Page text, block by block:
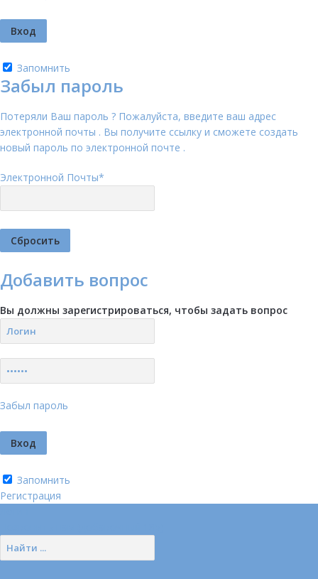
Запомнить
Забыл пароль
Потеряли Ваш пароль ? Пожалуйста, введите ваш адрес
электронной почты . Вы получите ссылку и сможете создать
новый пароль по электронной почте .
Электронной Почты*
Добавить вопрос
Вы должны зарегистрироваться, чтобы задать вопрос
Забыл пароль
Запомнить
Регистрация